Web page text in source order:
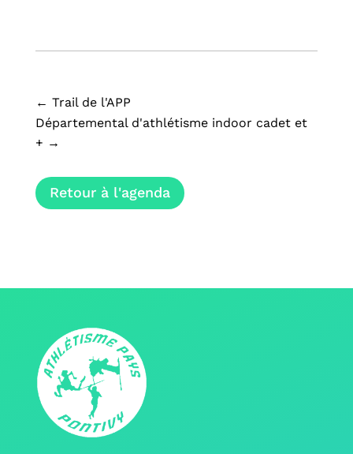
← Trail de l'APP
Départemental d'athlétisme indoor cadet et
+ →
Retour à l'agenda